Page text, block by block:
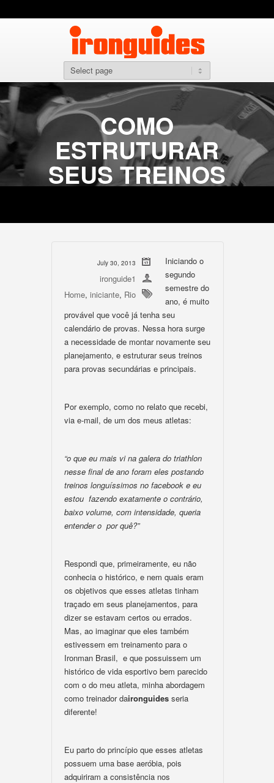
COMO
ESTRUTURAR
SEUS TREINOS
July 30, 2013
ironguide1
Home, iniciante, Rio
Iniciando o
segundo
semestre do
ano, é muito
provável que você já tenha seu
calendário de provas. Nessa hora surge
a necessidade de montar novamente seu
planejamento, e estruturar seus treinos
para provas secundárias e principais.
Por exemplo, como no relato que recebi,
via e-mail, de um dos meus atletas:
“o que eu mais vi na galera do triathlon
nesse final de ano foram eles postando
treinos longuíssimos no facebook e eu
estou fazendo exatamente o contrário,
baixo volume, com intensidade, queria
entender o por quê?”
Respondi que, primeiramente, eu não
conhecia o histórico, e nem quais eram
os objetivos que esses atletas tinham
traçado em seus planejamentos, para
dizer se estavam certos ou errados.
Mas, ao imaginar que eles também
estivessem em treinamento para o
Ironman Brasil, e que possuissem um
histórico de vida esportivo bem parecido
com o do meu atleta, minha abordagem
como treinador daironguides seria
diferente!
Eu parto do princípio que esses atletas
possuem uma base aeróbia, pois
adquiriram a consistência nos